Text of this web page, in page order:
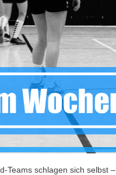
Teams schlagen sich selbst –